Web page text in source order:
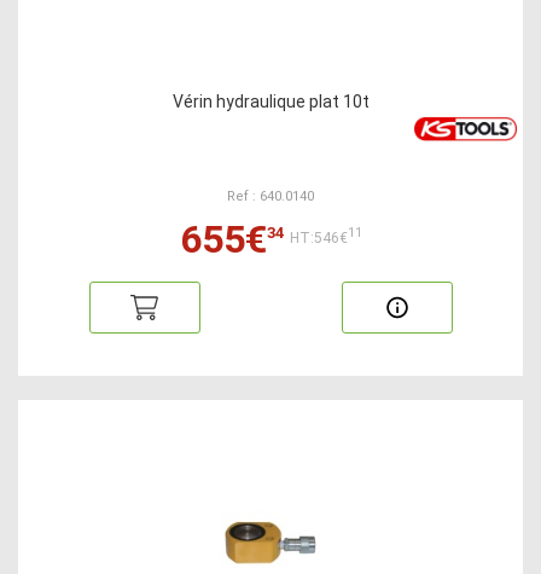
Vérin hydraulique plat 10t
Ref : 640.0140
655€34 HT:546€11